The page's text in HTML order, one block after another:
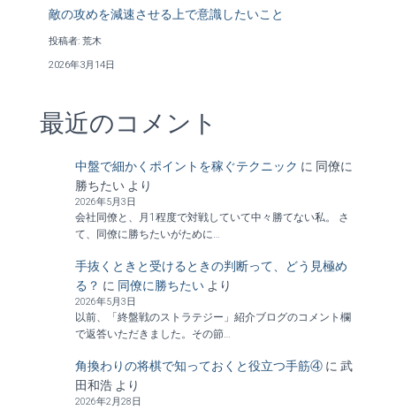
敵の攻めを減速させる上で意識したいこと
投稿者: 荒木
2026年3月14日
最近のコメント
中盤で細かくポイントを稼ぐテクニック に 同僚に
勝ちたい より
2026年5月3日
会社同僚と、月1程度で対戦していて中々勝てない私。 さ
て、同僚に勝ちたいがために…
手抜くときと受けるときの判断って、どう見極め
る？ に 同僚に勝ちたい より
2026年5月3日
以前、「終盤戦のストラテジー」紹介ブログのコメント欄
で返答いただきました。その節…
角換わりの将棋で知っておくと役立つ手筋④ に 武
田和浩 より
2026年2月28日